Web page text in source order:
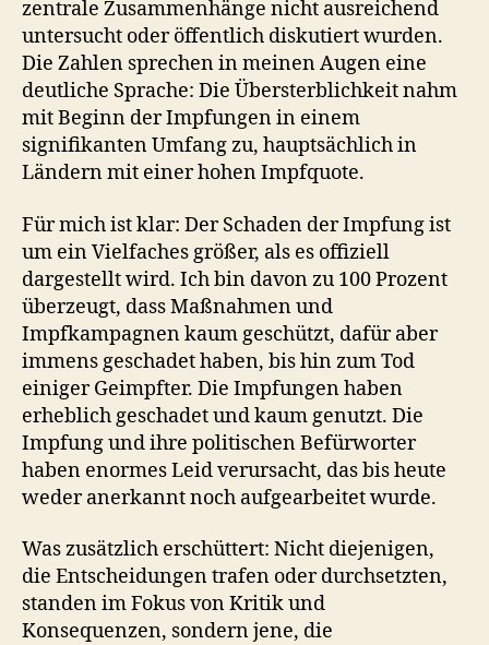
zentrale Zusammenhänge nicht ausreichend
untersucht oder öffentlich diskutiert wurden.
Die Zahlen sprechen in meinen Augen eine
deutliche Sprache: Die Übersterblichkeit nahm
mit Beginn der Impfungen in einem
signifikanten Umfang zu, hauptsächlich in
Ländern mit einer hohen Impfquote.
Für mich ist klar: Der Schaden der Impfung ist
um ein Vielfaches größer, als es offiziell
dargestellt wird. Ich bin davon zu 100 Prozent
überzeugt, dass Maßnahmen und
Impfkampagnen kaum geschützt, dafür aber
immens geschadet haben, bis hin zum Tod
einiger Geimpfter. Die Impfungen haben
erheblich geschadet und kaum genutzt. Die
Impfung und ihre politischen Befürworter
haben enormes Leid verursacht, das bis heute
weder anerkannt noch aufgearbeitet wurde.
Was zusätzlich erschüttert: Nicht diejenigen,
die Entscheidungen trafen oder durchsetzten,
standen im Fokus von Kritik und
Konsequenzen, sondern jene, die